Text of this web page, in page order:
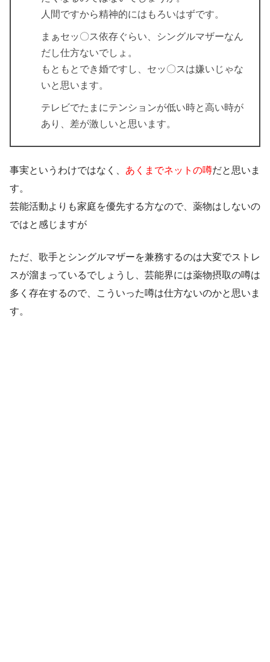
人間ですから精神的にはもろいはずです。
まぁセッ〇ス依存ぐらい、シングルマザーなん
だし仕方ないでしょ。
もともとでき婚ですし、セッ〇スは嫌いじゃな
いと思います。
テレビでたまにテンションが低い時と高い時が
あり、差が激しいと思います。
事実というわけではなく、 あくまでネットの噂だと思いま
す。
芸能活動よりも家庭を優先する方なので、薬物はしないの
ではと感じますが
ただ、歌手とシングルマザーを兼務するのは大変でストレ
スが溜まっているでしょうし、芸能界には薬物摂取の噂は
多く存在するので、こういった噂は仕方ないのかと思いま
す。